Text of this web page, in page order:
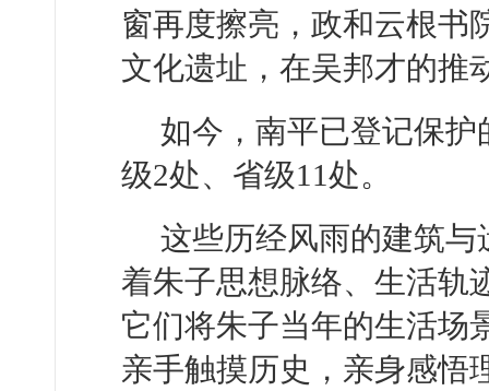
窗再度擦亮，政和云根书
文化遗址，在吴邦才的推
如今，南平已登记保
级2处、省级11处。
这些历经风雨的建筑
着朱子思想脉络、生活轨
它们将朱子当年的生活场
亲手触摸历史，亲身感悟